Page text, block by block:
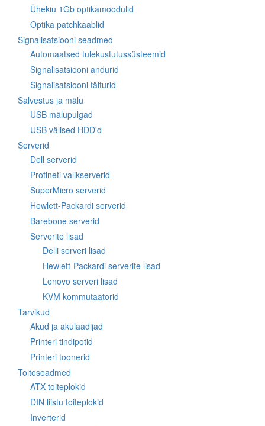
Ühekiu 1Gb optikamoodulid
Optika patchkaablid
Signalisatsiooni seadmed
Automaatsed tulekustutussüsteemid
Signalisatsiooni andurid
Signalisatsiooni täiturid
Salvestus ja mälu
USB mälupulgad
USB välised HDD'd
Serverid
Dell serverid
Profineti valikserverid
SuperMicro serverid
Hewlett-Packardi serverid
Barebone serverid
Serverite lisad
Delli serveri lisad
Hewlett-Packardi serverite lisad
Lenovo serveri lisad
KVM kommutaatorid
Tarvikud
Akud ja akulaadijad
Printeri tindipotid
Printeri toonerid
Toiteseadmed
ATX toiteplokid
DIN liistu toiteplokid
Inverterid